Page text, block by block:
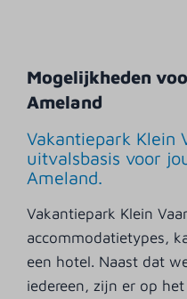
Mogelijkheden
Ameland
Vakantiepark Klein
uitvalsbasis voor
Ameland.
Vakantiepark Klein
accommodatietypes,
een hotel. Naast dat
iedereen, zijn er op